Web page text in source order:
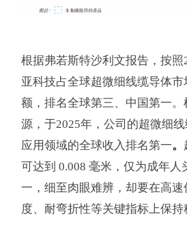
根据弗若斯特沙利文报告，按照
亚科技占全球超微细线缆导体市
额，排名全球第三、中国第一
源，于2025年，公司的超微细
应用领域的全球收入排名第一。
可达到 0.008 毫米，仅为成年人
一，细至肉眼难辨，却要在高
度、耐弯折性等关键指标上保持